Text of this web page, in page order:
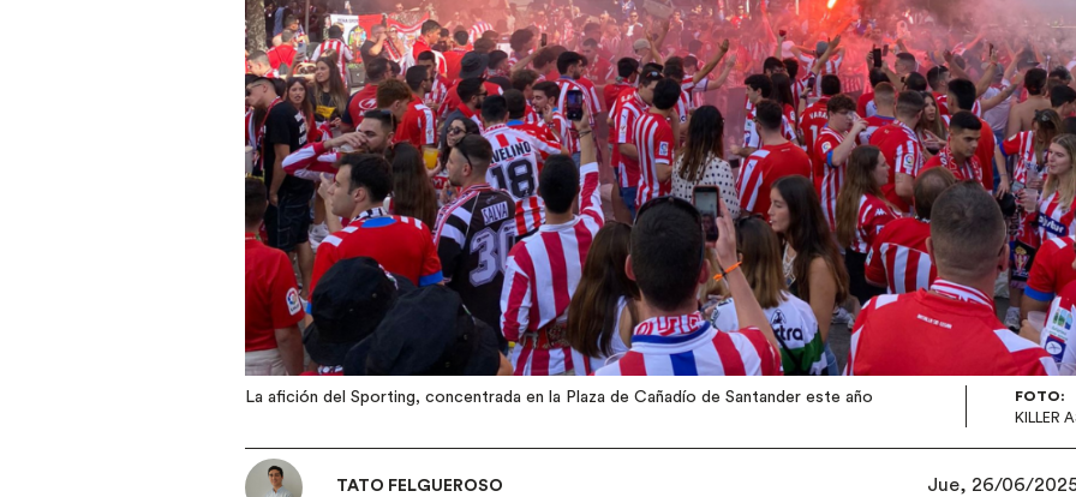
La afición del Sporting, concentrada en la Plaza de Cañadío de Santander este año
FOTO:
KILLER
TATO FELGUEROSO Jue, 26/06/2025